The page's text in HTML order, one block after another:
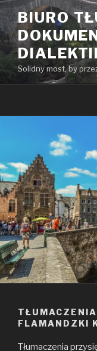
Przeskocz
do
treści
BIURO
Solidny most, by
FLAMANDZKI
Tłumaczenia